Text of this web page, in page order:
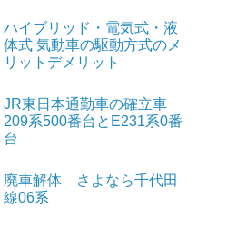
ハイブリッド・電気式・液
体式 気動車の駆動方式のメ
リットデメリット
JR東日本通勤車の確立車
209系500番台とE231系0番
台
廃車解体 さよなら千代田
線06系